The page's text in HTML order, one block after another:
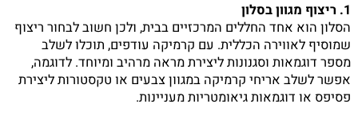
1. ריצוף מגוון בסלון
הסלון הוא אחד החללים המרכזיים בבית, ולכן חשוב לבחור ריצוף
שמוסיף לאווירה הכללית. עם קרמיקה עודפים, תוכלו לשלב
מספר דוגמאות וסגנונות ליצירת מראה מרהיב ומיוחד. לדוגמה,
אפשר לשלב אריחי קרמיקה במגוון צבעים או טקסטורות ליצירת
פסיפס או דוגמאות גיאומטריות מעניינות.